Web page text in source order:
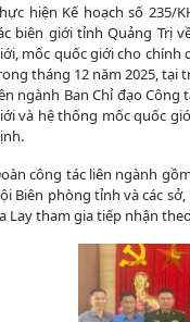
hiện Kế hoạch số 235/
biên giới tỉnh Quảng Trị
mốc quốc giới cho chính
tháng 12 năm 2025, tại
ngành Ban Chỉ đạo
và hệ thống mốc quốc
công tác liên ngành
Biên phòng tỉnh và các
Lay tham gia tiếp nhận